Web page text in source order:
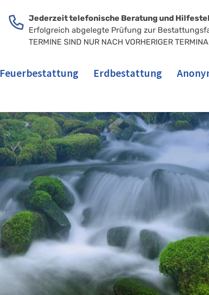
Jederzeit telefonische Beratung und
Erfolgreich abgelegte Prüfung zur
TERMINE SIND NUR NACH VORHERIGER
Feuerbestattung Erdbestattung